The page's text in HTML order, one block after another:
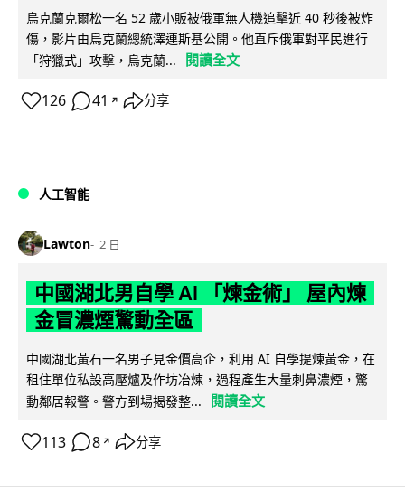
烏克蘭克爾松一名 52 歲小販被俄軍無人機追擊近 40 秒後被炸
傷，影片由烏克蘭總統澤連斯基公開。他直斥俄軍對平民進行
「狩獵式」攻擊，烏克蘭...
閱讀全文
126 41 ↗ 分享
人工智能
Lawton 2 日
中國湖北男自學 AI 「煉金術」 屋內煉
金冒濃煙驚動全區
中國湖北黃石一名男子見金價高企，利用 AI 自學提煉黃金，在
租住單位私設高壓爐及作坊冶煉，過程產生大量刺鼻濃煙，驚
動鄰居報警。警方到場揭發整...
閱讀全文
113 8 ↗ 分享